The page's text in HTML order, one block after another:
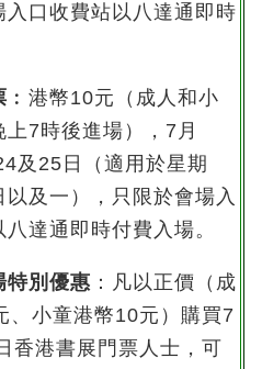
入口收費站以八達通即時
︰港幣10元（成人和小
7時後進場），7月
及25日（適用於星期
以及一），只限於會場入
達通即時付費入場。
特別優惠 ：凡以正價（成
、小童港幣10元）購買7
香港書展門票人士，可